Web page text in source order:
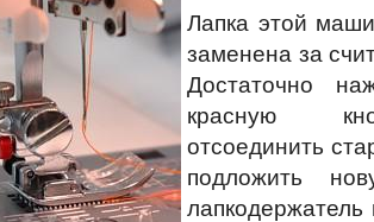
Лапка этой
заменена за
Достаточно
красную
отсоединить
подложить
лапкодержатель